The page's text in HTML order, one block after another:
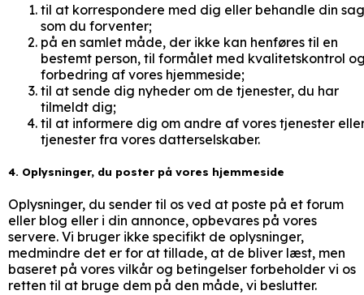
til at korrespondere med dig eller behandle din
som du forventer;
på en samlet måde, der ikke kan henføres til en
bestemt person, til formålet med kvalitetskontrol
forbedring af vores hjemmeside;
til at sende dig nyheder om de tjenester, du har
tilmeldt dig;
til at informere dig om andre af vores tjenester
tjenester fra vores datterselskaber.
4. Oplysninger, du poster på vores hjemmeside
Oplysninger, du sender til os ved at poste på et forum
eller blog eller i din annonce, opbevares på vores
servere. Vi bruger ikke specifikt de oplysninger,
medmindre det er for at tillade, at de bliver læst, men
baseret på vores vilkår og betingelser forbeholder vi os
retten til at bruge dem på den måde, vi beslutter.